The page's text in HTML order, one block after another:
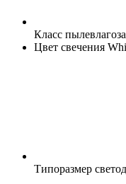
Класс
Цвет свечения
Типоразмер